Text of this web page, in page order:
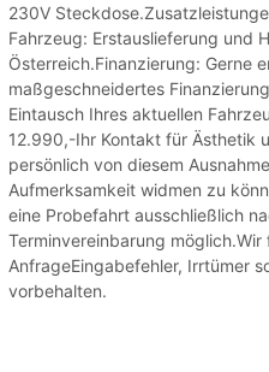
230V
Fahrzeug: Erstauslieferung und
Österreich.Finanzierung: Gerne
maßgeschneidertes
Eintausch Ihres aktuellen
12.990,-Ihr Kontakt für Ästhetik
persönlich von diesem
Aufmerksamkeit widmen zu
eine Probefahrt ausschließlich
Terminvereinbarung möglich.Wir
AnfrageEingabefehler, Irrtümer
vorbehalten.